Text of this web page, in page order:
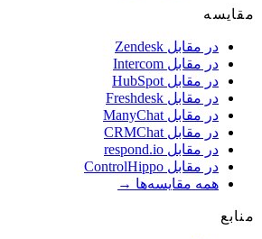
در مقابل Zendesk
در مقابل Intercom
در مقابل HubSpot
در مقابل Freshdesk
در مقابل ManyChat
در مقابل CRMChat
در مقابل respond.io
در مقابل ControlHippo
همه مقایسه‌ها →